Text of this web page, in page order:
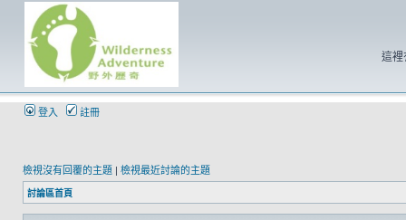
這裡
登入 註冊
檢視沒有回覆的主題 | 檢視最近討論的主題
討論區首頁